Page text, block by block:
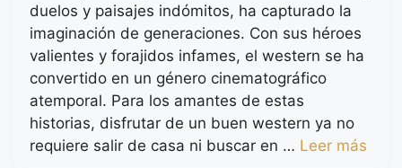
duelos y paisajes indómitos, ha capturado la
imaginación de generaciones. Con sus héroes
valientes y forajidos infames, el western se ha
convertido en un género cinematográfico
atemporal. Para los amantes de estas
historias, disfrutar de un buen western ya no
requiere salir de casa ni buscar en … Leer más